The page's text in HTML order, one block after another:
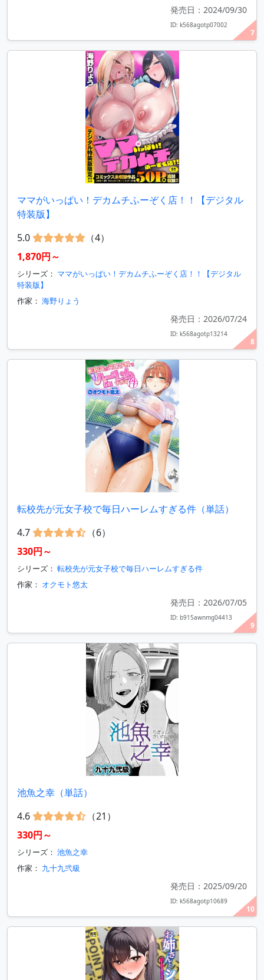
7
発売日：2024/09/30
ID: k568agotp07002
8
ママがいっぱい！デカムチふーぞく店！！【デジタル
特装版】
5.0
（4）
1,870円～
シリーズ： ママがいっぱい！デカムチふーぞく店！！【デジタル
特装版】
作家： 海野りょう
発売日：2026/07/24
ID: k568agotp13214
9
転校先が元女子校で毎日ハーレムすぎる件（単話）
4.7
（6）
330円～
シリーズ： 転校先が元女子校で毎日ハーレムすぎる件
作家： オクモト悠太
発売日：2026/07/05
ID: b915awnmg04413
10
池魚之幸（単話）
4.6
（21）
330円～
シリーズ： 池魚之幸
作家： 九十九弐級
発売日：2025/09/20
ID: k568agotp10689